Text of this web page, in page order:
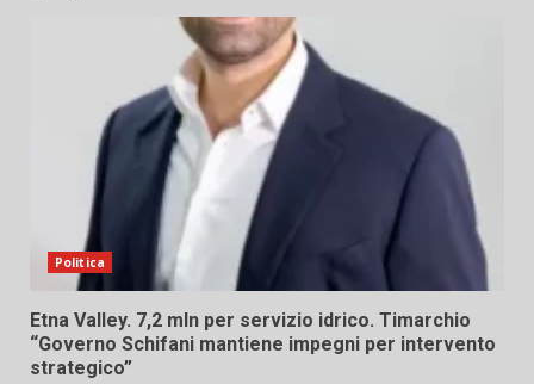
Politica
Etna Valley. 7,2 mln per servizio idrico. Timarchio
“Governo Schifani mantiene impegni per intervento
strategico”